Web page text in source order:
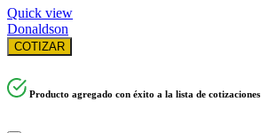
Quick view
Donaldson
COTIZAR
Producto agregado con éxito a la lista de cotizaciones